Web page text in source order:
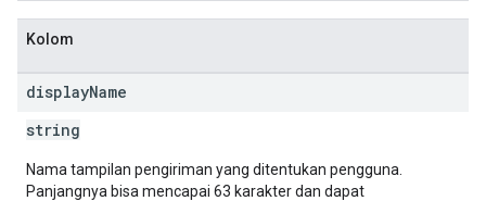
Kolom
displayName
string
Nama tampilan pengiriman yang ditentukan pengguna.
Panjangnya bisa mencapai 63 karakter dan dapat